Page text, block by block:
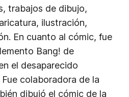
trabajos de dibujo,
ilustración,
En cuanto al cómic, fue
Bang! de
el desaparecido
colaboradora de la
dibujó el cómic de la